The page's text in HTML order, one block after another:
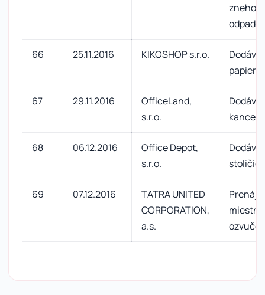
odpadu
66 25.11.2016 KIKOSHOP s.r.o.
papiera
67 29.11.2016
OfficeLand,
s.r.o.
68 06.12.2016
Office Depot,
s.r.o.
stoličiek
69 07.12.2016
TATRA UNITED
CORPORATION,
a.s.